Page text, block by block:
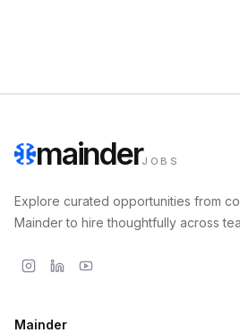
mainderJOBS
Explore curated opportunities from
Mainder to hire thoughtfully across
Mainder